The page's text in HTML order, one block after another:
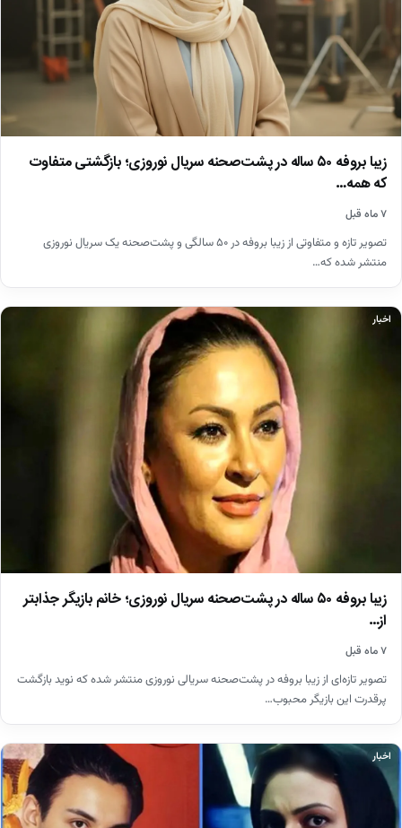
زیبا بروفه ۵۰ ساله در پشت‌صحنه سریال نوروزی؛ بازگشتی متفاوت
که همه…
۷ ماه قبل
تصویر تازه و متفاوتی از زیبا بروفه در ۵۰ سالگی و پشت‌صحنه یک سریال نوروزی
منتشر شده که…
اخبار
زیبا بروفه ۵۰ ساله در پشت‌صحنه سریال نوروزی؛ خانم بازیگر جذابتر
از…
۷ ماه قبل
تصویر تازه‌ای از زیبا بروفه در پشت‌صحنه سریالی نوروزی منتشر شده که نوید بازگشت
پرقدرت این بازیگر محبوب…
اخبار